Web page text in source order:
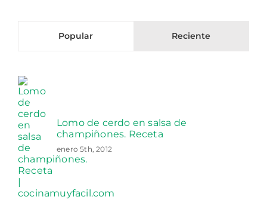
Popular Reciente
Lomo de cerdo en salsa de
champiñones. Receta
enero 5th, 2012